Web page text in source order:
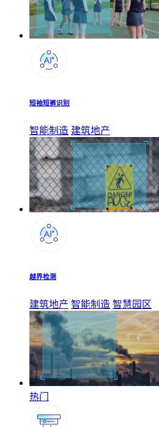
短袖短裤识别
智能制造 建筑地产
越界检测
建筑地产 智能制造 智慧园区
热门